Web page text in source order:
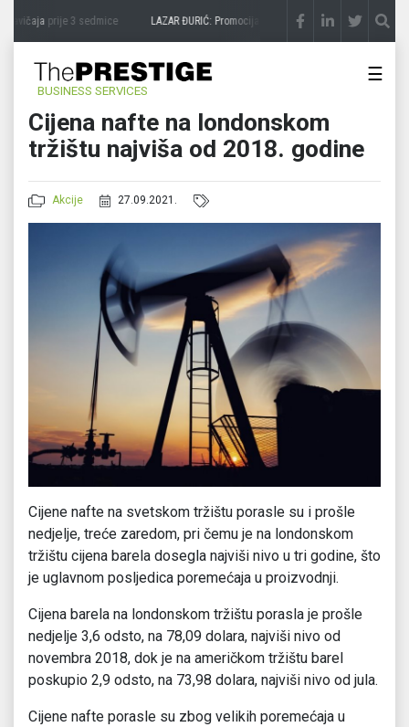
zavičajaprije 3 sedmice LAZAR ĐURIĆ: Promocija potencijal pretvara u destinaciju
BUSINESS SERVICES
☰
Cijena nafte na londonskom
tržištu najviša od 2018. godine
Akcije 27.09.2021.
Cijene nafte na svetskom tržištu porasle su i prošle
nedjelje, treće zaredom, pri čemu je na londonskom
tržištu cijena barela dosegla najviši nivo u tri godine, što
je uglavnom posljedica poremećaja u proizvodnji.
Cijena barela na londonskom tržištu porasla je prošle
nedjelje 3,6 odsto, na 78,09 dolara, najviši nivo od
novembra 2018, dok je na američkom tržištu barel
poskupio 2,9 odsto, na 73,98 dolara, najviši nivo od jula.
Cijene nafte porasle su zbog velikih poremećaja u